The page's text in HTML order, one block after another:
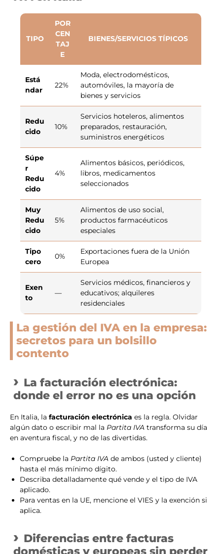
TIPO
POR
CEN
TAJ
E
BIENES/SERVICIOS TÍPICOS
Está
ndar
22%
Moda, electrodomésticos,
automóviles, la mayoría de
bienes y servicios
Redu
cido
10%
Servicios hoteleros, alimentos
preparados, restauración,
suministros energéticos
Súpe
r
Redu
cido
4%
Alimentos básicos, periódicos,
libros, medicamentos
seleccionados
Muy
Redu
cido
5%
Alimentos de uso social,
productos farmacéuticos
especiales
Tipo
cero
0%
Exportaciones fuera de la Unión
Europea
Exen
to
—
Servicios médicos, financieros y
educativos; alquileres
residenciales
La gestión del IVA en la empresa:
secretos para un bolsillo
contento
La facturación electrónica:
donde el error no es una opción
En Italia, la facturación electrónica es la regla. Olvidar
algún dato o escribir mal la Partita IVA transforma su día
en aventura fiscal, y no de las divertidas.
Compruebe la Partita IVA de ambos (usted y cliente)
hasta el más mínimo dígito.
Describa detalladamente qué vende y el tipo de IVA
aplicado.
Para ventas en la UE, mencione el VIES y la exención si
aplica.
Diferencias entre facturas